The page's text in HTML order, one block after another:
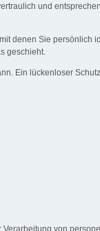
und
denen Sie persönlich
geschieht.
Ein lückenloser
von